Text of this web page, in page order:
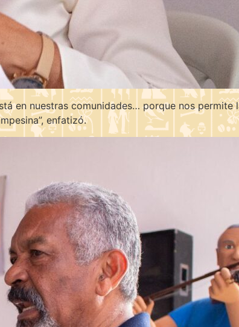
en nuestras comunidades… porque nos
enfatizó.